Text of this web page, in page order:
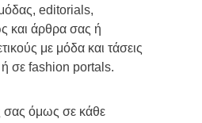
editorials,
και άρθρα σας ή
με μόδα και τάσεις
σε fashion portals.
σας όμως σε κάθε